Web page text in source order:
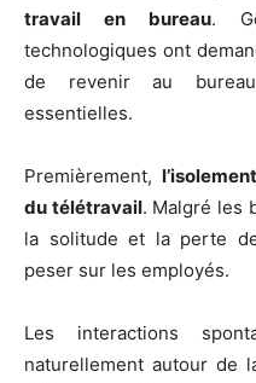
travail en bureau.
technologiques ont
de revenir au
essentielles.
Premièrement,
du télétravail. Malgré les
la solitude et la perte
peser sur les employés.
Les interactions
naturellement autour de